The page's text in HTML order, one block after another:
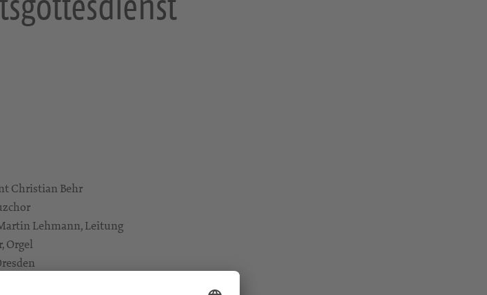
Christian Behr
Lehmann, Leitung
Orgel